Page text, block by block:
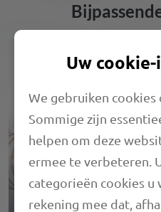
1.04
Uw
We gebruiken cookies
Sommige zijn
helpen om deze
ermee te verbeteren.
categorieën cookies
rekening mee dat,